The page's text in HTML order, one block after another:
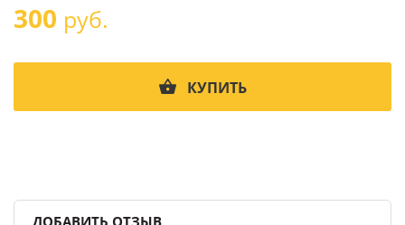
300 руб.
КУПИТЬ
ДОБАВИТЬ ОТЗЫВ